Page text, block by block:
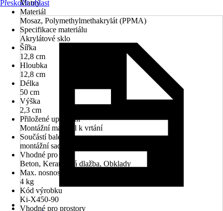
Matný
Materiál
Mosaz, Polymethylmethakrylát (PPMA)
Specifikace materiálu
Akrylátové sklo
Šířka
12,8 cm
Hloubka
12,8 cm
Délka
50 cm
Výška
2,3 cm
Přiložené upevnění
Montážní materiál k vrtání
Součástí balení
montážní sada
Vhodné pro
Beton, Keramická dlažba, Obklady
Max. nosnost
4 kg
Kód výrobku
Ki-X450-90
Vhodné pro prostory
Přeskočit oblast